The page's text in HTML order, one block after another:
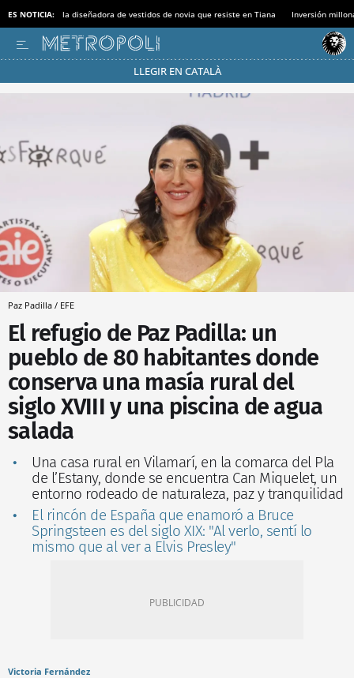
ES NOTICIA: la diseñadora de vestidos de novia que resiste en Tiana Inversión
LLEGIR EN CATALÀ
Pásate al MODO AHORRO
Paz Padilla / EFE
El refugio de Paz Padilla: un
pueblo de 80 habitantes donde
conserva una masía rural del
siglo XVIII y una piscina de agua
salada
Una casa rural en Vilamarí, en la comarca del Pla
de l’Estany, donde se encuentra Can Miquelet, un
entorno rodeado de naturaleza, paz y tranquilidad
El rincón de España que enamoró a Bruce
Springsteen es del siglo XIX: "Al verlo, sentí lo
mismo que al ver a Elvis Presley"
Victoria Fernández